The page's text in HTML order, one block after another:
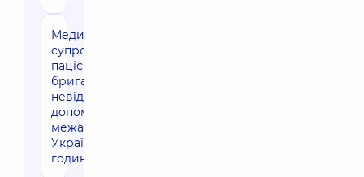
Медичний
супровід
пацієнта
бригадою
невідкладної
допомоги в
межах
України (1
година)